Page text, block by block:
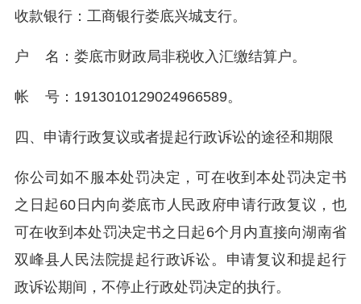
收款银行：工商银行娄底兴城支行。
户 名：娄底市财政局非税收入汇缴结算户。
帐 号：1913010129024966589。
四、申请行政复议或者提起行政诉讼的途径和期限
你公司如不服本处罚决定，可在收到本处罚决定书
之日起60日内向娄底市人民政府申请行政复议，也
可在收到本处罚决定书之日起6个月内直接向湖南省
双峰县人民法院提起行政诉讼。申请复议和提起行
政诉讼期间，不停止行政处罚决定的执行。